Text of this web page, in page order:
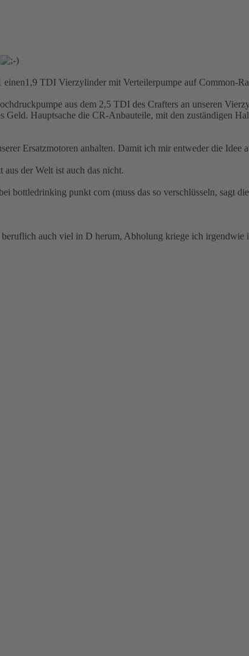
TDI Vierzylinder mit Verteilerpumpe auf Common-
aus dem 2,5 TDI des Crafters an unseren
Hauptsache die CR-Anbauteile, mit den zuständigen
Ersatzmotoren anhalten. Damit ich mir entweder die
der Welt ist auch das nicht.
bottledrinking punkt com (muss das so verschlüsseln, sagt
auch viel in D herum, Abholung kriege ich irgendwie